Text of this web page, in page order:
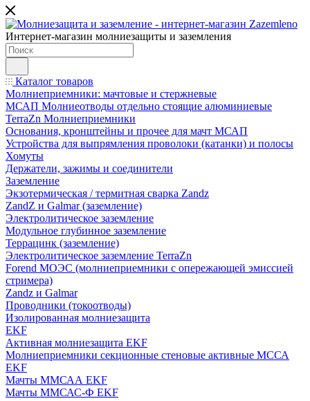
Интернет-магазин молниезащиты и заземления
Каталог товаров
Молниеприемники: мачтовые и стержневые
МСАП Молниеотводы отдельно стоящие алюминиевые
TerraZn Молниеприемники
Основания, кронштейны и прочее для мачт МСАП
Устройства для выпрямления проволоки (катанки) и полосы
Хомуты
Держатели, зажимы и соединители
Заземление
Экзотермическая / термитная сварка Zandz
ZandZ и Galmar (заземление)
Электролитическое заземление
Модульное глубинное заземление
Террацинк (заземление)
Электролитическое заземление TerraZn
Forend МОЭС (молниеприемники с опережающей эмиссией
стримера)
Zandz и Galmar
Проводники (токоотводы)
Изолированная молниезащита
EKF
Активная молниезащита EKF
Молниеприемники секционные стеновые активные МССА
EKF
Мачты ММСАА EKF
Мачты ММСАС-Ф EKF